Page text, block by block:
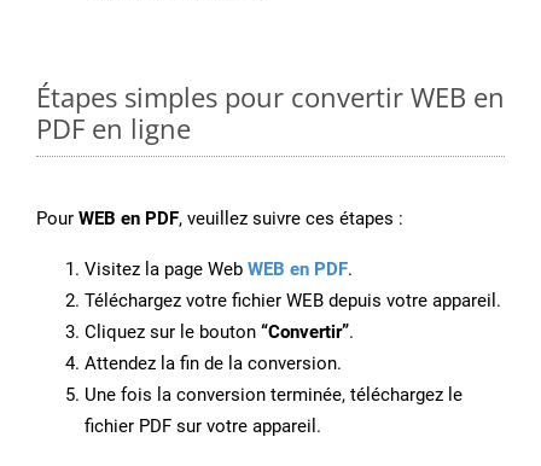
Étapes simples pour convertir WEB en
PDF en ligne
Pour WEB en PDF, veuillez suivre ces étapes :
Visitez la page Web WEB en PDF.
Téléchargez votre fichier WEB depuis votre appareil.
Cliquez sur le bouton “Convertir”.
Attendez la fin de la conversion.
Une fois la conversion terminée, téléchargez le
fichier PDF sur votre appareil.